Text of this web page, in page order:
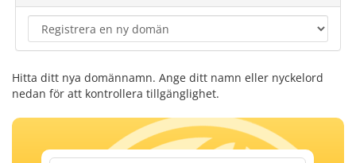
Hitta ditt nya domännamn. Ange ditt namn eller nyckelord
nedan för att kontrollera tillgänglighet.